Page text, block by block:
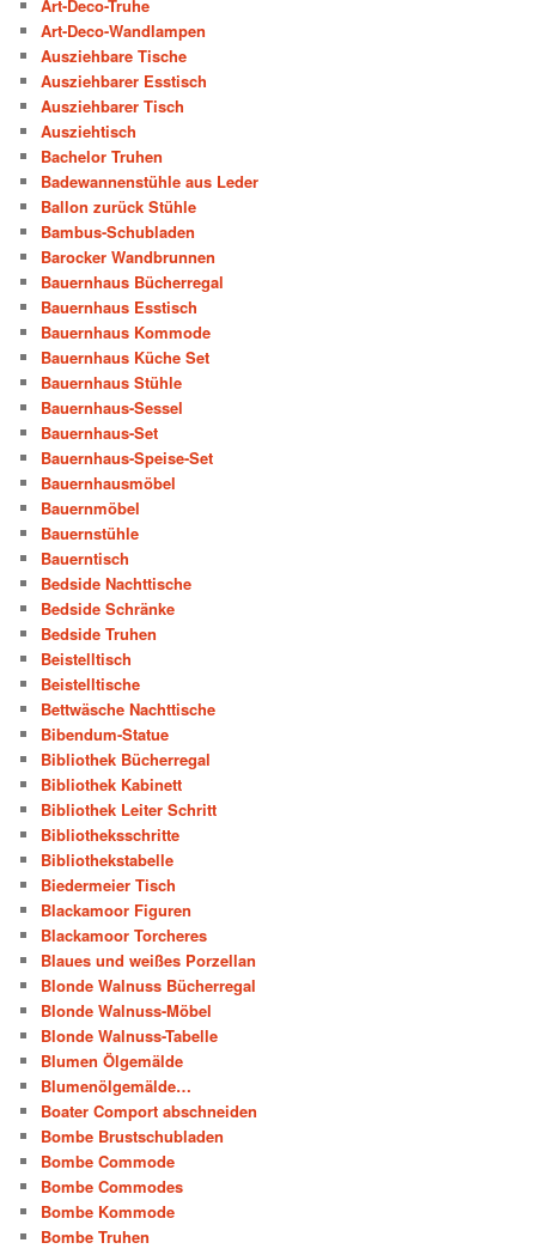
Art-Deco-Truhe
Art-Deco-Wandlampen
Ausziehbare Tische
Ausziehbarer Esstisch
Ausziehbarer Tisch
Ausziehtisch
Bachelor Truhen
Badewannenstühle aus Leder
Ballon zurück Stühle
Bambus-Schubladen
Barocker Wandbrunnen
Bauernhaus Bücherregal
Bauernhaus Esstisch
Bauernhaus Kommode
Bauernhaus Küche Set
Bauernhaus Stühle
Bauernhaus-Sessel
Bauernhaus-Set
Bauernhaus-Speise-Set
Bauernhausmöbel
Bauernmöbel
Bauernstühle
Bauerntisch
Bedside Nachttische
Bedside Schränke
Bedside Truhen
Beistelltisch
Beistelltische
Bettwäsche Nachttische
Bibendum-Statue
Bibliothek Bücherregal
Bibliothek Kabinett
Bibliothek Leiter Schritt
Bibliotheksschritte
Bibliothekstabelle
Biedermeier Tisch
Blackamoor Figuren
Blackamoor Torcheres
Blaues und weißes Porzellan
Blonde Walnuss Bücherregal
Blonde Walnuss-Möbel
Blonde Walnuss-Tabelle
Blumen Ölgemälde
Blumenölgemälde…
Boater Comport abschneiden
Bombe Brustschubladen
Bombe Commode
Bombe Commodes
Bombe Kommode
Bombe Truhen